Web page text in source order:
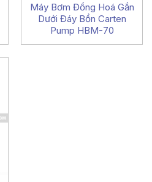
Máy Bơm Đồng Hoá Gắn
Dưới Đáy Bồn Carten
Pump HBM-70